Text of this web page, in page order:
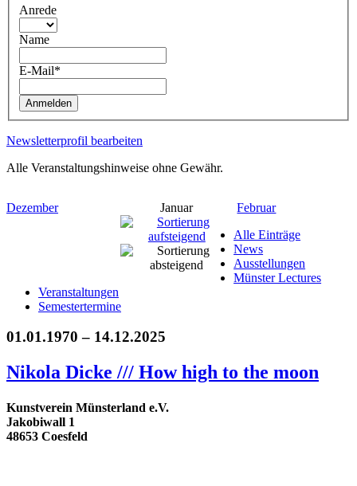
Anrede
Name
E-Mail*
Anmelden
Newsletterprofil bearbeiten
Alle Veranstaltungshinweise ohne Gewähr.
Dezember Januar
Februar
Alle Einträge
News
Ausstellungen
Münster Lectures
Veranstaltungen
Semestertermine
01.01.1970 – 14.12.2025
Nikola Dicke /// How high to the moon
Kunstverein Münsterland e.V.
Jakobiwall 1
48653 Coesfeld